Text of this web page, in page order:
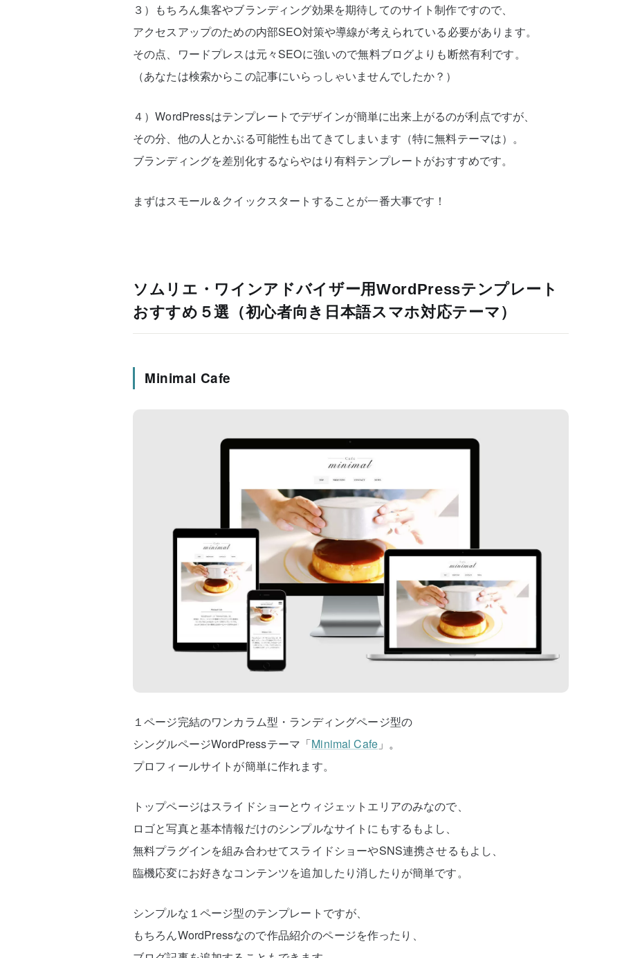
３）もちろん集客やブランディング効果を期待してのサイト制作ですので、
アクセスアップのための内部SEO対策や導線が考えられている必要があります。
その点、ワードプレスは元々SEOに強いので無料ブログよりも断然有利です。
（あなたは検索からこの記事にいらっしゃいませんでしたか？）
４）WordPressはテンプレートでデザインが簡単に出来上がるのが利点ですが、
その分、他の人とかぶる可能性も出てきてしまいます（特に無料テーマは）。
ブランディングを差別化するならやはり有料テンプレートがおすすめです。
まずはスモール＆クイックスタートすることが一番大事です！
ソムリエ・ワインアドバイザー用WordPressテンプレート
おすすめ５選（初心者向き日本語スマホ対応テーマ）
Minimal Cafe
１ページ完結のワンカラム型・ランディングページ型の
シングルページWordPressテーマ「Minimal Cafe 」。
プロフィールサイトが簡単に作れます。
トップページはスライドショーとウィジェットエリアのみなので、
ロゴと写真と基本情報だけのシンプルなサイトにもするもよし、
無料プラグインを組み合わせてスライドショーやSNS連携させるもよし、
臨機応変にお好きなコンテンツを追加したり消したりが簡単です。
シンプルな１ページ型のテンプレートですが、
もちろんWordPressなので作品紹介のページを作ったり、